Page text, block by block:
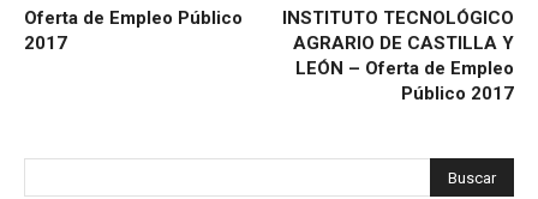
Oferta de Empleo Público
2017
INSTITUTO TECNOLÓGICO
AGRARIO DE CASTILLA Y
LEÓN – Oferta de Empleo
Público 2017